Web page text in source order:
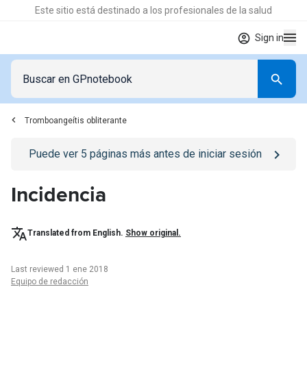
Este sitio está destinado a los profesionales de la salud
Sign in
Tromboangeítis obliterante
Go to/iniciar-sesionpage
Puede ver 5 páginas más antes de iniciar sesión
Incidencia
Translated from English. Show original.
Last reviewed 1 ene 2018
Equipo de redacción